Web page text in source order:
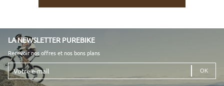
LA NEWSLETTER PUREBIKE
Recevoir nos offres et nos bons plans
Votre
e-
mail